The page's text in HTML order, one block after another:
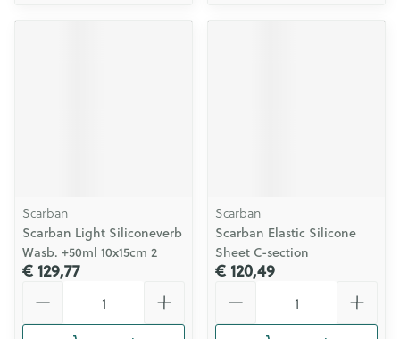
Scarban
Scarban Light Siliconeverb
Wasb. +50ml 10x15cm 2
€ 129,77
Scarban
Scarban Elastic Silicone
Sheet C-section
€ 120,49